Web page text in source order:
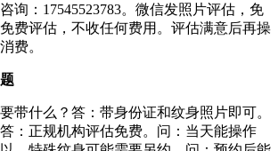
询：17545523783。微信发照片评估，免
费评估，不收任何费用。评估满意后再操
费。
带什么？答：带身份证和纹身照片即可。
：正规机构评估免费。问：当天能操作